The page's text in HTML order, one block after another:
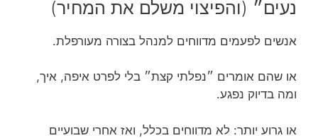
נעים״ (והפיצוי משלם את המחיר)
אנשים לפעמים מדווחים למנהל בצורה מעורפלת.
או שהם אומרים ״נפלתי קצת״ בלי לפרט איפה, איך,
ומה בדיוק נפגע.
או גרוע יותר: לא מדווחים בכלל, ואז אחרי שבועיים